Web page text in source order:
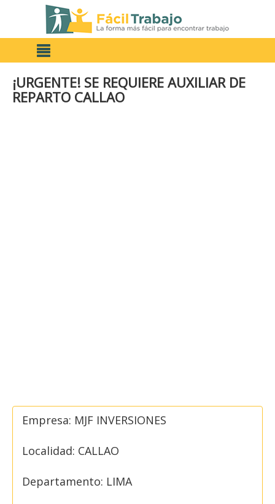
¡URGENTE! SE REQUIERE AUXILIAR DE
REPARTO CALLAO
Empresa: MJF INVERSIONES
Localidad: CALLAO
Departamento: LIMA